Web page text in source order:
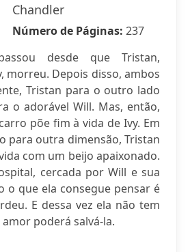
Chandler
Número de Páginas: 237
desde que Tristan,
morreu. Depois disso, ambos
Tristan para o outro lado
o adorável Will. Mas, então,
põe fim à vida de Ivy. Em
para outra dimensão, Tristan
com um beijo apaixonado.
cercada por Will e sua
o que ela consegue pensar é
E dessa vez ela não tem
poderá salvá-la.